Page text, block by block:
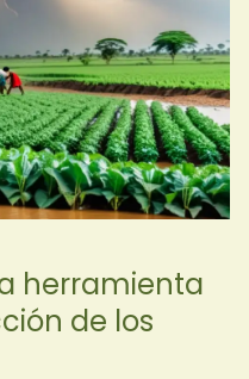
herramienta
de los